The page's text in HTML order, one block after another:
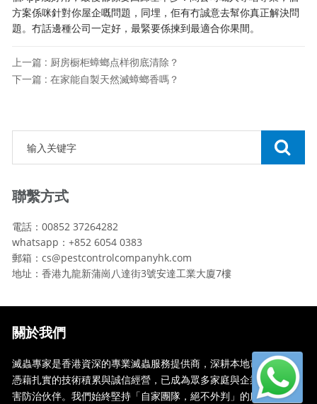
方案係咪針對你屋企嘅問題，同埋，佢有冇誠意去幫你真正解決問
題。冇話邊種公司一定好，最緊要係揀到最適合你果間。
上一篇 : 厨房橱柜蟑螂点样彻底清除？
下一篇 : 在家能自製天然滅蟑螂香嗎？
聯繫方式
電話：00852 37264282
whatsapp：+852 6054 0383
郵箱：cs@pestcontrolcompanyhk.com
地址：香港九龍新蒲崗八達街3號安達工業大廈7樓
關於我們
滅蟲專家是香港資深的專業滅蟲服務提供商，深耕本地市場多年，
憑藉扎實的技術積累與誠信經營，已成為眾多家庭與企業信賴的蟲
害防治伙伴。我們始終堅持「自家團隊，絕不外判」的服務承諾